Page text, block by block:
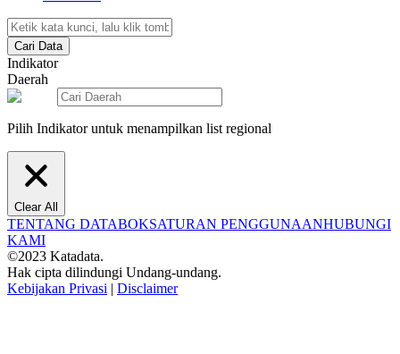
Cari Data
Indikator
Daerah
Pilih Indikator untuk menampilkan list regional
Clear All
TENTANG DATABOKSATURAN PENGGUNAANHUBUNGI
KAMI
©2023 Katadata.
Hak cipta dilindungi Undang-undang.
Kebijakan Privasi | Disclaimer